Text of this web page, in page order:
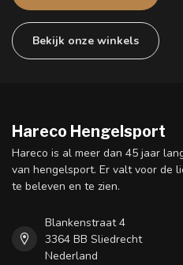
Bekijk onze winkels
Hareco Hengelsport
Hareco is al meer dan 45 jaar
van hengelsport. Er valt voor de
te beleven en te zien.
Blankenstraat 4
3364 BB Sliedrecht
Nederland